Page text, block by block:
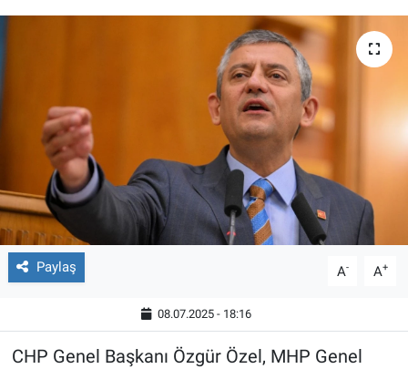
Paylaş A- A+
08.07.2025 - 18:16
CHP Genel Başkanı Özgür Özel, MHP Genel